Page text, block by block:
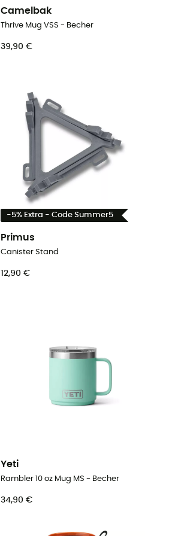
Camelbak
Thrive Mug VSS - Becher
39,90 €
-5% Extra - Code Summer5
Primus
Canister Stand
12,90 €
Yeti
Rambler 10 oz Mug MS - Becher
34,90 €